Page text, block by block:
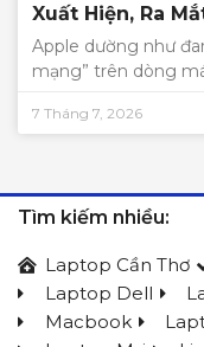
Xuất Hiện, Ra
Apple dường như
mạng” trên dòng
7 Tháng 7, 2026
Tìm kiếm nhiều:
Laptop Cần Thơ
Laptop Dell
Macbook